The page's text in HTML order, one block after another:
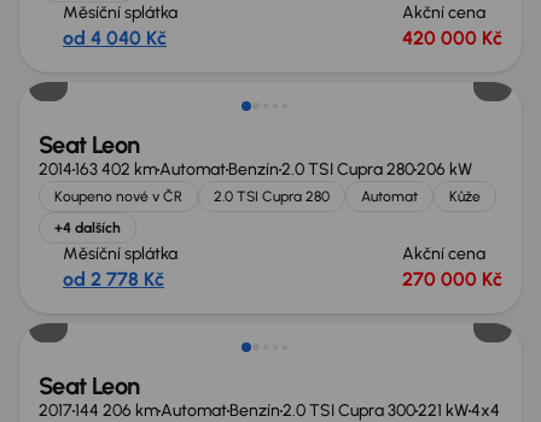
Měsíční splátka
od 4 040 Kč
Akční cena
420 000 Kč
Zlevněno o 20 000 Kč
Seat Leon
2014163 402 kmAutomatBenzín2.0 TSI Cupra 280206 kW
Koupeno nové v ČR 2.0 TSI Cupra 280 Automat
Kůže
+4 dalších
Měsíční splátka
od 2 778 Kč
Akční cena
270 000 Kč
Seat Leon
2017144 206 kmAutomatBenzín2.0 TSI Cupra 300221 kW4x4